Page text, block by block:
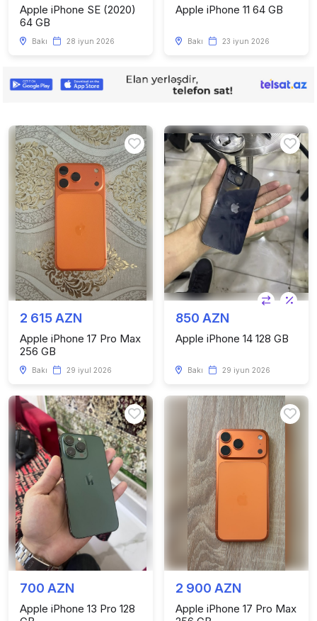
Apple iPhone SE (2020)
64 GB
Bakı 28 iyun 2026
Apple iPhone 11 64 GB
Bakı 23 iyun 2026
2 615 AZN
Apple iPhone 17 Pro Max
256 GB
Bakı 29 iyul 2026
850 AZN
Apple iPhone 14 128 GB
Bakı 29 iyun 2026
700 AZN
Apple iPhone 13 Pro 128
2 900 AZN
Apple iPhone 17 Pro Max